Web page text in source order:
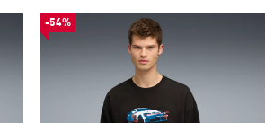
-54%